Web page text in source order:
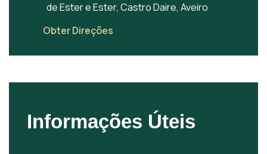
de Ester e Ester, Castro Daire, Aveiro
Obter Direções
Informações Úteis